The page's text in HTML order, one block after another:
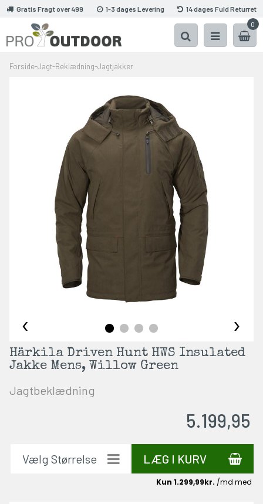
Gratis Fragt over 499 1-3 dages Levering
14 dages Fuld Returret
0
Forside-Jagt-Beklædning-Jagtjakker
‹ ›
Härkila Driven Hunt HWS Insulated
Jakke Mens, Willow Green
Jagtbeklædning
5.199,95
LÆG I KURV